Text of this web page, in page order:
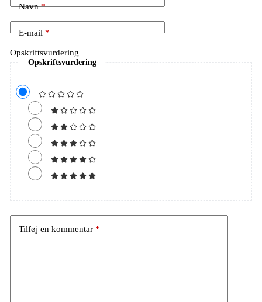
Navn*
E-mail*
Opskriftsvurdering
Opskriftsvurdering
Tilføj en kommentar *